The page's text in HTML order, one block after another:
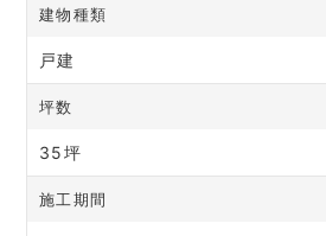
建物種類
戸建
坪数
35坪
施工期間